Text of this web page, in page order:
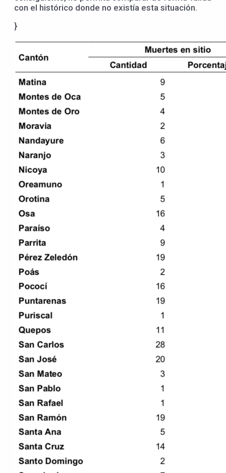
con el histórico donde no existía esta situación.
}